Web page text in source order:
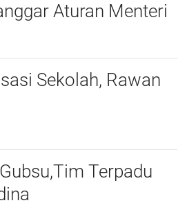
Aturan Menteri
Sekolah, Rawan
Terpadu